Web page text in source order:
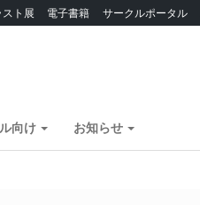
スト展 電子書籍 サークルポータル
向け お知らせ